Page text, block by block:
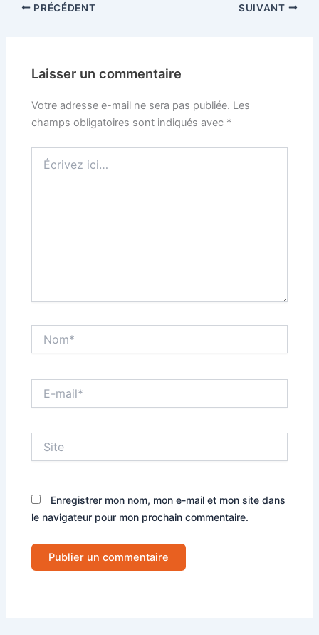
PRÉCÉDENT SUIVANT
Laisser un commentaire
Votre adresse e-mail ne sera pas publiée. Les
champs obligatoires sont indiqués avec *
ici…
mail*
Enregistrer mon nom, mon e-mail et mon site dans
le navigateur pour mon prochain commentaire.